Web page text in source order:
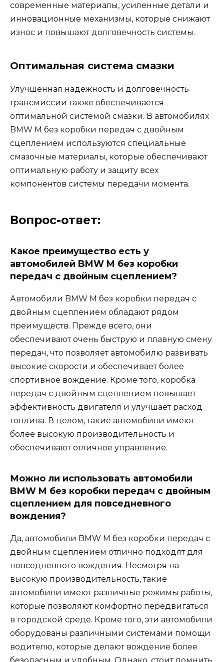
современные материалы, усиленные детали и
инновационные механизмы, которые снижают
износ и повышают долговечность системы.
Оптимальная система смазки
Улучшенная надежность и долговечность
трансмиссии также обеспечивается
оптимальной системой смазки. В автомобилях
BMW M без коробки передач с двойным
сцеплением используются специальные
смазочные материалы, которые обеспечивают
оптимальную работу и защиту всех
компонентов системы передачи момента.
Вопрос-ответ:
Какое преимущество есть у
автомобилей BMW M без коробки
передач с двойным сцеплением?
Автомобили BMW M без коробки передач с
двойным сцеплением обладают рядом
преимуществ. Прежде всего, они
обеспечивают очень быструю и плавную смену
передач, что позволяет автомобилю развивать
высокие скорости и обеспечивает более
спортивное вождение. Кроме того, коробка
передач с двойным сцеплением повышает
эффективность двигателя и улучшает расход
топлива. В целом, такие автомобили имеют
более высокую производительность и
обеспечивают отличное управление.
Можно ли использовать автомобили
BMW M без коробки передач с двойным
сцеплением для повседневного
вождения?
Да, автомобили BMW M без коробки передач с
двойным сцеплением отлично подходят для
повседневного вождения. Несмотря на
высокую производительность, такие
автомобили имеют различные режимы работы,
которые позволяют комфортно передвигаться
в городской среде. Кроме того, эти автомобили
оборудованы различными системами помощи
водителю, которые делают вождение более